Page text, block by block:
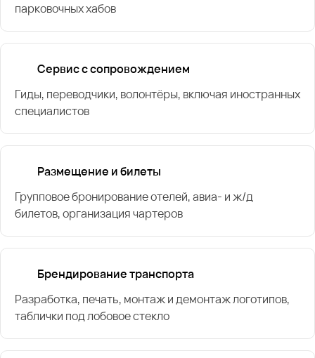
парковочных хабов
Сервис с сопровождением
Гиды, переводчики, волонтёры, включая иностранных
специалистов
Размещение и билеты
Групповое бронирование отелей, авиа- и ж/д
билетов, организация чартеров
Брендирование транспорта
Разработка, печать, монтаж и демонтаж логотипов,
таблички под лобовое стекло